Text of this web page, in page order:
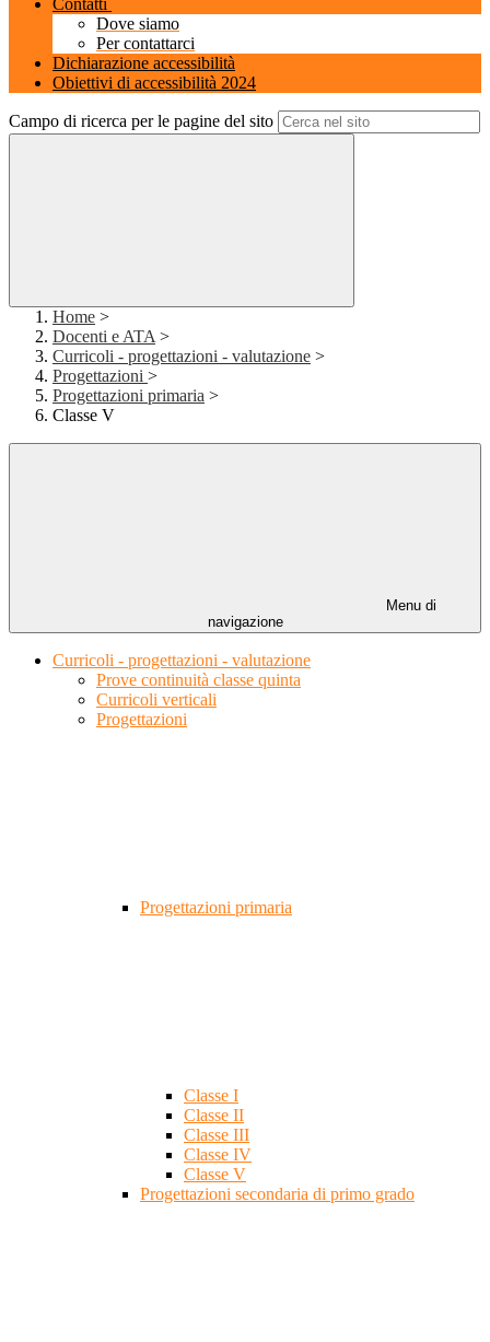
Contatti
Dove siamo
Per contattarci
Dichiarazione accessibilità
Obiettivi di accessibilità 2024
Campo di ricerca per le pagine del sito
Home >
Docenti e ATA >
Curricoli - progettazioni - valutazione >
Progettazioni >
Progettazioni primaria >
Classe V
Menu di
navigazione
Curricoli - progettazioni - valutazione
Prove continuità classe quinta
Curricoli verticali
Progettazioni
Progettazioni primaria
Classe I
Classe II
Classe III
Classe IV
Classe V
Progettazioni secondaria di primo grado